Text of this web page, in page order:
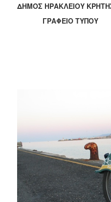
2019
2018
2006
ΔΗΜΟΤΗΣ
ΔΗΜΟΣ ΗΡΑΚΛΕΙΟΥ
ΓΡΑΦΕΙΟ ΤΥΠΟΥ